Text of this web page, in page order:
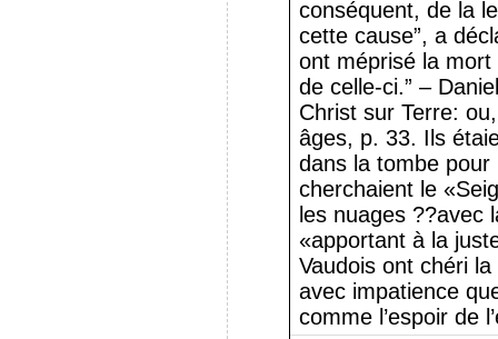
conséquent, de la
cette cause”, a
ont méprisé la
de celle-ci.” –
Christ sur Terre:
âges, p. 33. Ils
dans la tombe
cherchaient le
les nuages ??avec
«apportant à la
Vaudois ont chéri
avec impatience
comme l’espoir de